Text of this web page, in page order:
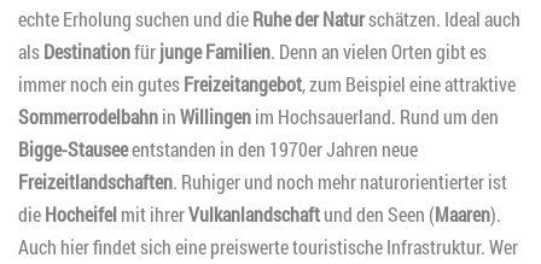
echte Erholung suchen und dieRuhe der Naturschätzen. Ideal auch
alsDestinationfürjunge Familien. Denn an vielen Orten gibt es
immer noch ein gutesFreizeitangebot, zum Beispiel eine attraktive
SommerrodelbahninWillingenim Hochsauerland. Rund um den
Bigge-Stauseeentstanden in den 1970er Jahren neue
Freizeitlandschaften. Ruhiger und noch mehr naturorientierter ist
dieHocheifelmit ihrerVulkanlandschaftund den Seen (Maaren).
Auch hier findet sich eine preiswerte touristische Infrastruktur. Wer